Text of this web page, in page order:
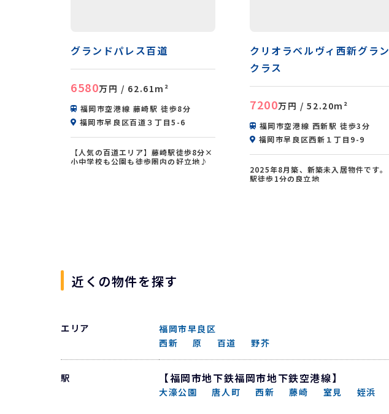
グランドパレス百道
6580万円 / 62.61m²
福岡市空港線 藤崎駅 徒歩8分
福岡市早良区百道３丁目5-6
【人気の百道エリア】藤崎駅徒歩8分×
小中学校も公園も徒歩圏内の好立地♪
クリオラベルヴィ西新グラン
クラス
7200万円 / 52.20m²
福岡市空港線 西新駅 徒歩3分
福岡市早良区西新１丁目9-9
2025年8月築、新築未入居物件です。
駅徒歩1分の良立地
近くの物件を探す
エリア
福岡市早良区
西新
原 百道 野芥
駅 【福岡市地下鉄福岡市地下鉄空港線】
大濠公園 唐人町 西新 藤崎 室見 姪浜